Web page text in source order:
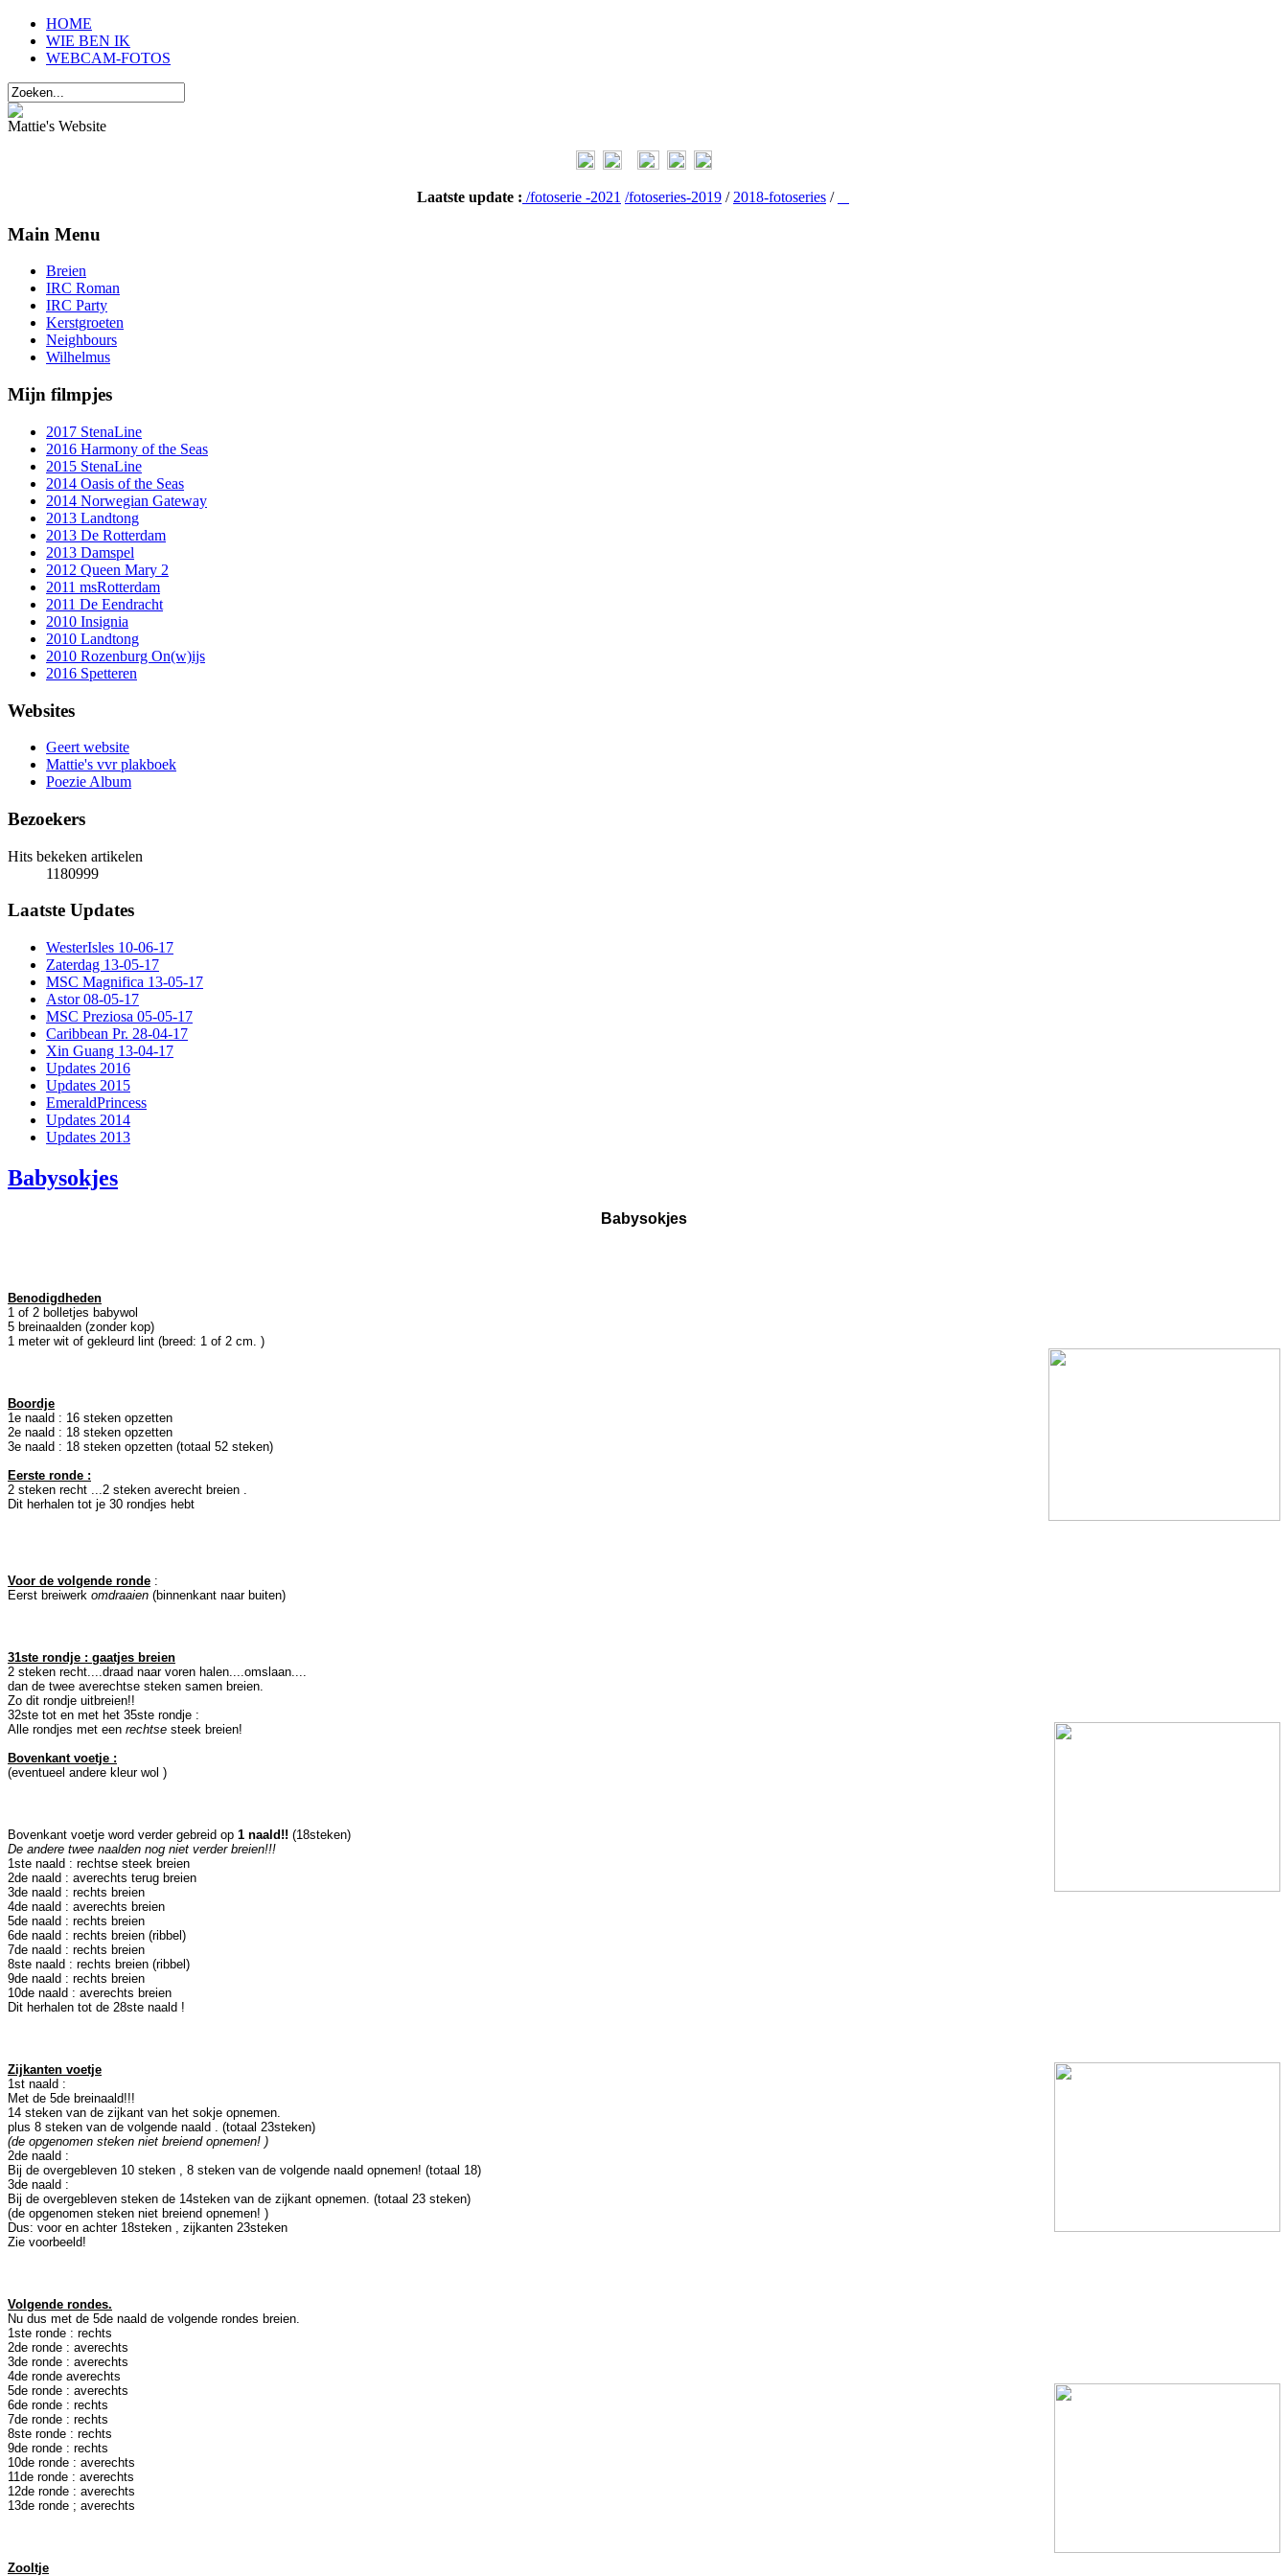
HOME
WIE BEN IK
WEBCAM-FOTOS
Mattie's Website
Laatste update : /fotoserie -2021 /fotoseries-2019 / 2018-fotoseries /
Main Menu
Breien
IRC Roman
IRC Party
Kerstgroeten
Neighbours
Wilhelmus
Mijn filmpjes
2017 StenaLine
2016 Harmony of the Seas
2015 StenaLine
2014 Oasis of the Seas
2014 Norwegian Gateway
2013 Landtong
2013 De Rotterdam
2013 Damspel
2012 Queen Mary 2
2011 msRotterdam
2011 De Eendracht
2010 Insignia
2010 Landtong
2010 Rozenburg On(w)ijs
2016 Spetteren
Websites
Geert website
Mattie's vvr plakboek
Poezie Album
Bezoekers
Hits bekeken artikelen
1180999
Laatste Updates
WesterIsles 10-06-17
Zaterdag 13-05-17
MSC Magnifica 13-05-17
Astor 08-05-17
MSC Preziosa 05-05-17
Caribbean Pr. 28-04-17
Xin Guang 13-04-17
Updates 2016
Updates 2015
EmeraldPrincess
Updates 2014
Updates 2013
Babysokjes
Babysokjes
Benodigdheden
1 of 2 bolletjes babywol
5 breinaalden (zonder kop)
1 meter wit of gekleurd lint (breed: 1 of 2 cm. )
Boordje
1e naald : 16 steken opzetten
2e naald : 18 steken opzetten
3e naald : 18 steken opzetten (totaal 52 steken)
Eerste ronde :
2 steken recht ...2 steken averecht breien .
Dit herhalen tot je 30 rondjes hebt
Voor de volgende ronde :
Eerst breiwerk omdraaien (binnenkant naar buiten)
31ste rondje : gaatjes breien
2 steken recht....draad naar voren halen....omslaan....
dan de twee averechtse steken samen breien.
Zo dit rondje uitbreien!!
32ste tot en met het 35ste rondje :
Alle rondjes met een rechtse steek breien!
Bovenkant voetje :
(eventueel andere kleur wol )
Bovenkant voetje word verder gebreid op 1 naald!! (18steken)
De andere twee naalden nog niet verder breien!!!
1ste naald : rechtse steek breien
2de naald : averechts terug breien
3de naald : rechts breien
4de naald : averechts breien
5de naald : rechts breien
6de naald : rechts breien (ribbel)
7de naald : rechts breien
8ste naald : rechts breien (ribbel)
9de naald : rechts breien
10de naald : averechts breien
Dit herhalen tot de 28ste naald !
Zijkanten voetje
1st naald :
Met de 5de breinaald!!!
14 steken van de zijkant van het sokje opnemen.
plus 8 steken van de volgende naald . (totaal 23steken)
(de opgenomen steken niet breiend opnemen! )
2de naald :
Bij de overgebleven 10 steken , 8 steken van de volgende naald opnemen! (totaal 18)
3de naald :
Bij de overgebleven steken de 14steken van de zijkant opnemen. (totaal 23 steken)
(de opgenomen steken niet breiend opnemen! )
Dus: voor en achter 18steken , zijkanten 23steken
Zie voorbeeld!
Volgende rondes.
Nu dus met de 5de naald de volgende rondes breien.
1ste ronde : rechts
2de ronde : averechts
3de ronde : averechts
4de ronde averechts
5de ronde : averechts
6de ronde : rechts
7de ronde : rechts
8ste ronde : rechts
9de ronde : rechts
10de ronde : averechts
11de ronde : averechts
12de ronde : averechts
13de ronde ; averechts
Zooltje